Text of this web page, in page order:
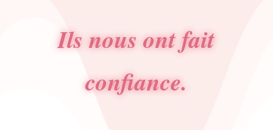
Ils nous ont fait
confiance.